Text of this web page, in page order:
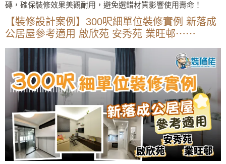
磚，確保裝修效果美觀耐用，避免選錯材質影響使用壽命！
【裝修設計案例】300呎細單位裝修實例 新落成
公居屋參考適用 啟欣苑 安秀苑 業旺邨⋯⋯